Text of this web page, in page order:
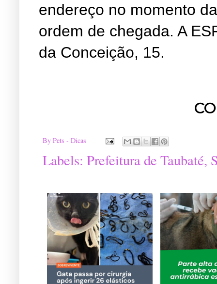
endereço no momento
ordem de chegada. A
da Conceição, 15.
By Pets - Dicas
Labels: Prefeitura de Taubaté,